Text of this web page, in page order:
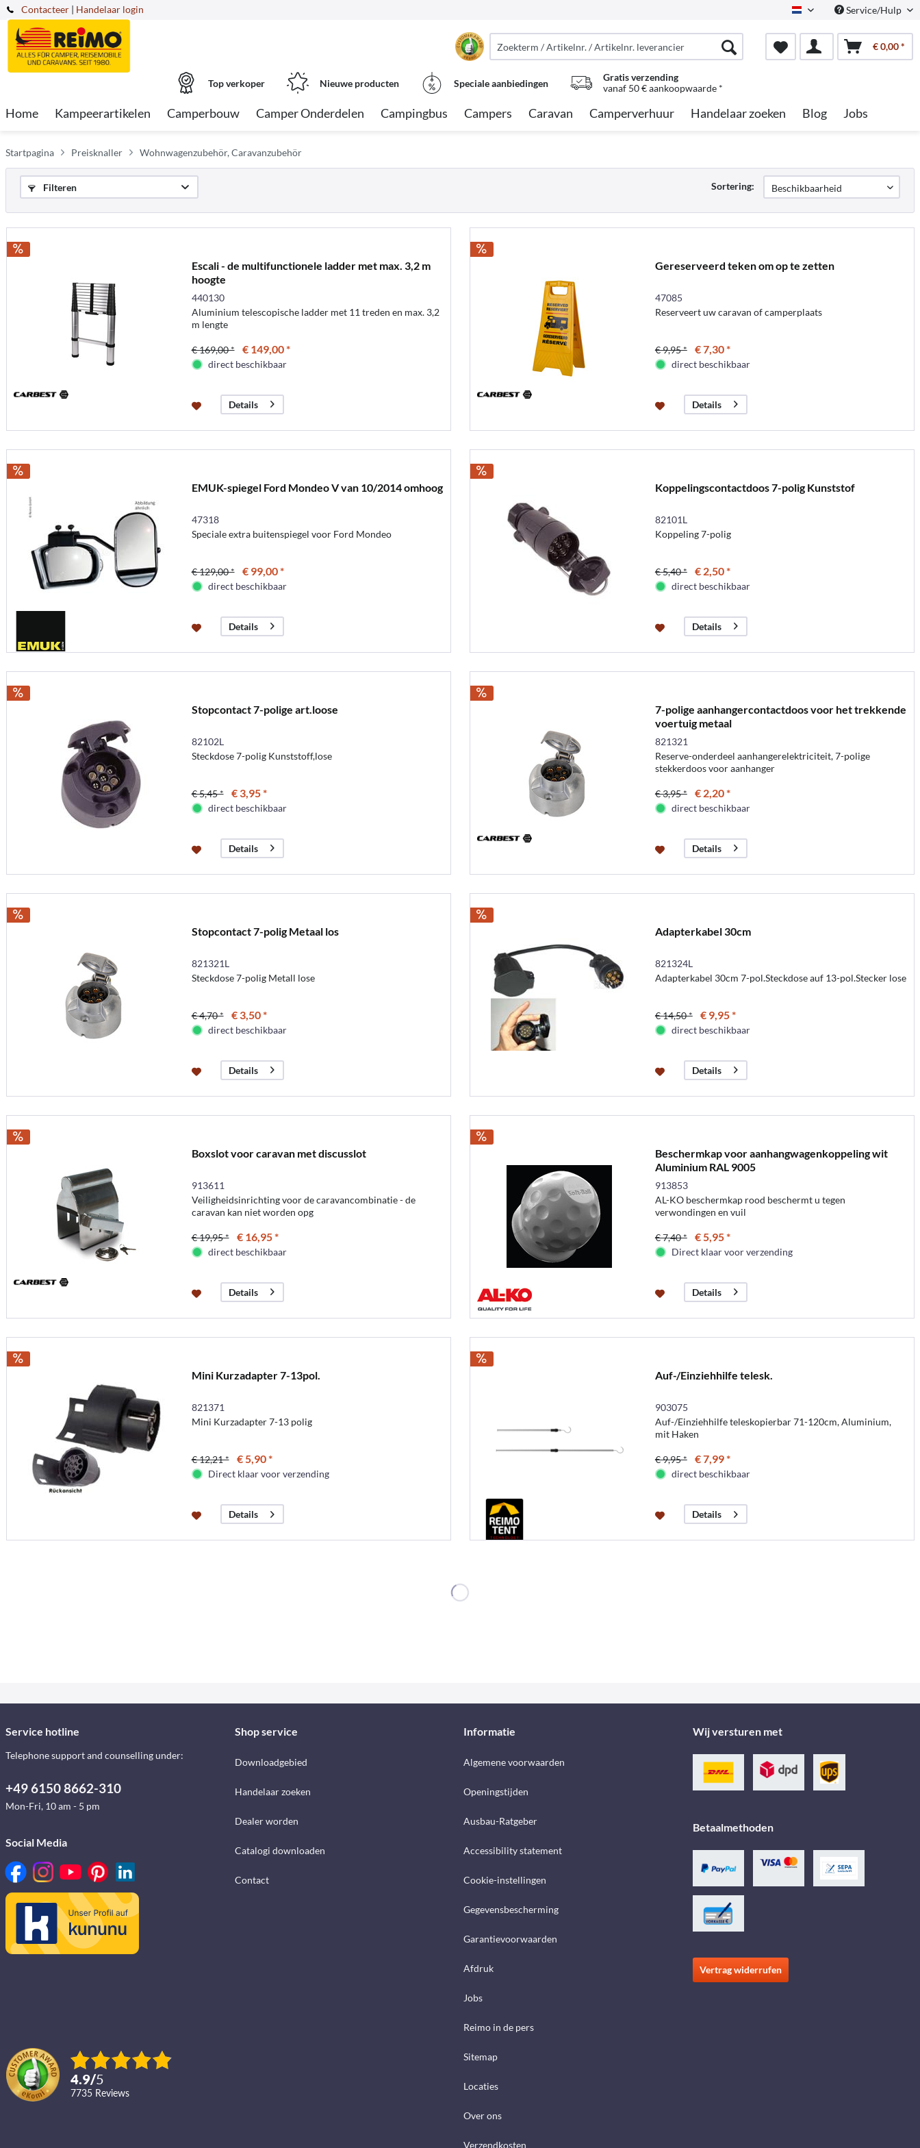
Contacteer Dutch Service/Hulp
| Handelaar login
€ 0,00 *
Top verkoper Nieuwe producten Speciale aanbiedingen
Gratis verzending
vanaf 50 € aankoopwaarde *
Home Kampeerartikelen Camperbouw Camper Onderdelen Campingbus Campers Caravan Camperverhuur Handelaar zoeken Blog Jobs
Startpagina Preisknaller Wohnwagenzubehör, Caravanzubehör
Filteren Sortering:
Escali - de multifunctionele ladder met max. 3,2 m
hoogte
440130
Aluminium telescopische ladder met 11 treden en max. 3,2
m lengte
€ 169,00 * € 149,00 *
direct beschikbaar
Details
Gereserveerd teken om op te zetten
47085
Reserveert uw caravan of camperplaats
€ 9,95 * € 7,30 *
direct beschikbaar
Details
EMUK-spiegel Ford Mondeo V van 10/2014 omhoog
47318
Speciale extra buitenspiegel voor Ford Mondeo
€ 129,00 * € 99,00 *
direct beschikbaar
Details
Koppelingscontactdoos 7-polig Kunststof
82101L
Koppeling 7-polig
€ 5,40 * € 2,50 *
direct beschikbaar
Details
Stopcontact 7-polige art.loose
82102L
Steckdose 7-polig Kunststoff,lose
€ 5,45 * € 3,95 *
direct beschikbaar
Details
7-polige aanhangercontactdoos voor het trekkende
voertuig metaal
821321
Reserve-onderdeel aanhangerelektriciteit, 7-polige
stekkerdoos voor aanhanger
€ 3,95 * € 2,20 *
direct beschikbaar
Details
Stopcontact 7-polig Metaal los
821321L
Steckdose 7-polig Metall lose
€ 4,70 * € 3,50 *
direct beschikbaar
Details
Adapterkabel 30cm
821324L
Adapterkabel 30cm 7-pol.Steckdose auf 13-pol.Stecker lose
€ 14,50 * € 9,95 *
direct beschikbaar
Details
Boxslot voor caravan met discusslot
913611
Veiligheidsinrichting voor de caravancombinatie - de
caravan kan niet worden opg
€ 19,95 * € 16,95 *
direct beschikbaar
Details
Beschermkap voor aanhangwagenkoppeling wit
Aluminium RAL 9005
913853
AL-KO beschermkap rood beschermt u tegen
verwondingen en vuil
€ 7,40 * € 5,95 *
Direct klaar voor verzending
Details
Mini Kurzadapter 7-13pol.
821371
Mini Kurzadapter 7-13 polig
€ 12,21 * € 5,90 *
Direct klaar voor verzending
Details
Auf-/Einziehhilfe telesk.
903075
Auf-/Einziehhilfe teleskopierbar 71-120cm, Aluminium,
mit Haken
€ 9,95 * € 7,99 *
direct beschikbaar
Details
Service hotline
Telephone support and counselling under:
+49 6150 8662-310
Mon-Fri, 10 am - 5 pm
Social Media
4.9/5
7735 reviews
Shop service
Downloadgebied
Handelaar zoeken
Dealer worden
Catalogi downloaden
Contact
Informatie
Algemene voorwaarden
Openingstijden
Ausbau-Ratgeber
Accessibility statement
Cookie-instellingen
Gegevensbescherming
Garantievoorwaarden
Afdruk
Jobs
Reimo in de pers
Sitemap
Locaties
Over ons
Verzendkosten
Wij versturen met
Betaalmethoden
Vertrag widerrufen